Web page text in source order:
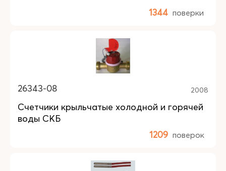
1344 поверки
26343-08 2008
Счетчики крыльчатые холодной и горячей
воды СКБ
1209 поверок